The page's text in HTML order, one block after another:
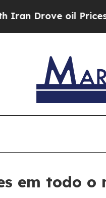
oil Prices Higher,
em todo o